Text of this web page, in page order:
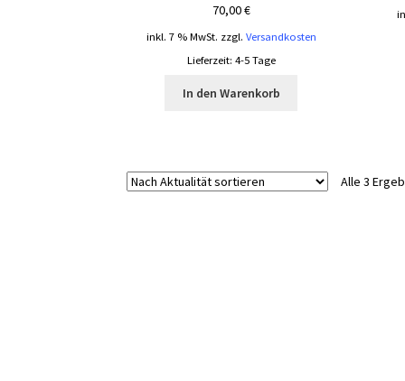
70,00€
inkl. 7 % MwSt. zzgl. Versandkosten
Lieferzeit: 4-5 Tage
In den Warenkorb
Alle 3